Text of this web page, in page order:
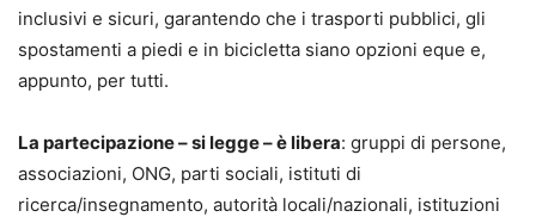
inclusivi e sicuri, garantendo che i trasporti pubblici, gli
spostamenti a piedi e in bicicletta siano opzioni eque e,
appunto, per tutti.
La partecipazione – si legge – è libera: gruppi di persone,
associazioni, ONG, parti sociali, istituti di
ricerca/insegnamento, autorità locali/nazionali, istituzioni